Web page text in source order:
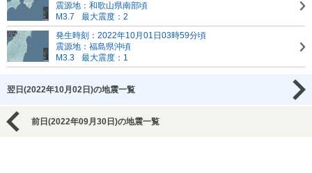
震源地：和歌山県南部頃
M3.7
最大震度：2
発生時刻：2022年10月01日03時59分頃
震源地：福島県沖頃
M3.3
最大震度：1
翌日(2022年10月02日)の地震一覧
前日(2022年09月30日)の地震一覧